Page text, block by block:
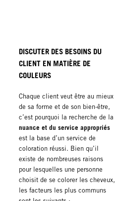
DISCUTER DES BESOINS DU
CLIENT EN MATIÈRE DE
COULEURS
Chaque client veut être au mieux
de sa forme et de son bien-être,
c’est pourquoi la recherche de la
nuance et du service appropriés
est la base d’un service de
coloration réussi. Bien qu’il
existe de nombreuses raisons
pour lesquelles une personne
choisit de se colorer les cheveux,
les facteurs les plus communs